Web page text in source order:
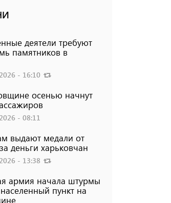
деятели требуют
памятников в
- 16:10
осенью начнут
- 08:11
выдают медали от
деньги харьковчан
- 13:38
армия начала штурмы
пункт на